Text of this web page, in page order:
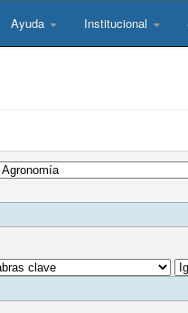
Ayuda Institucional